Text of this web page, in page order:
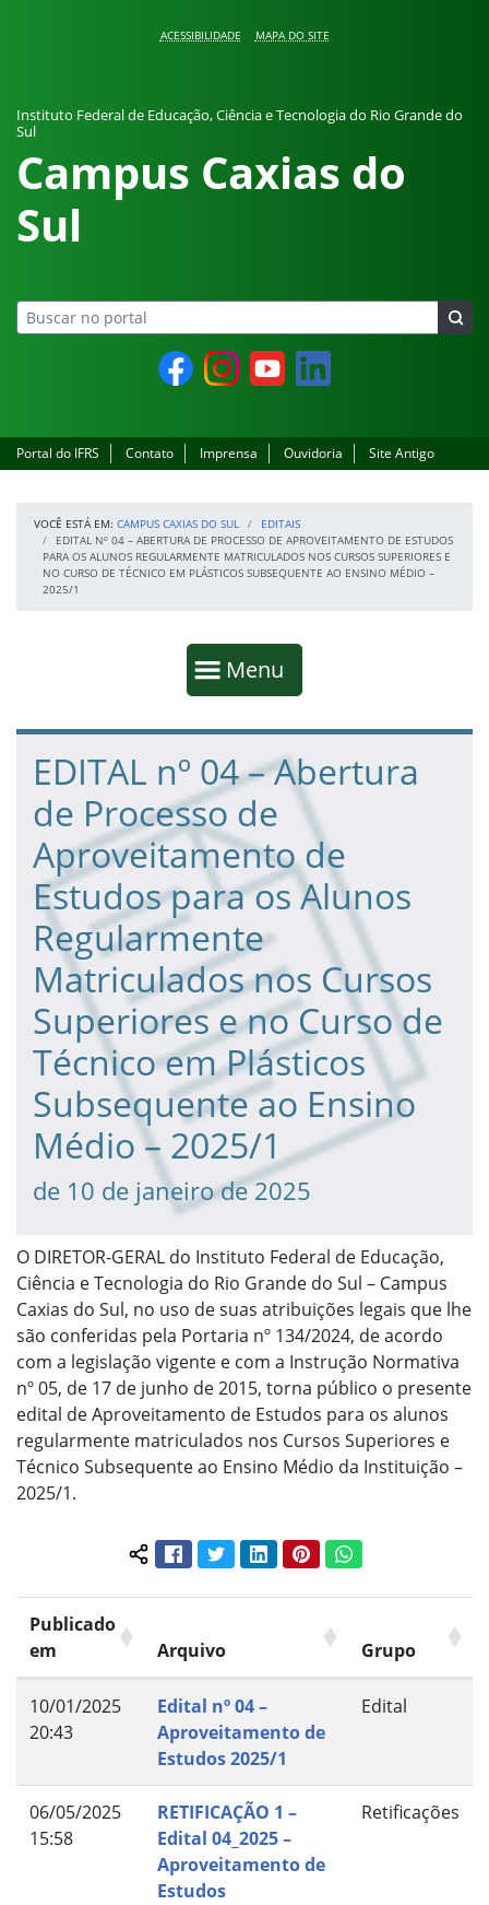
ACESSIBILIDADE MAPA DO SITE
Instituto Federal de Educação, Ciência e Tecnologia do Rio Grande do
Sul
Campus Caxias do
Sul
FacebookInstagramYouTube LinkedIn
Portal do IFRS Contato Imprensa Ouvidoria Site Antigo
VOCÊ ESTÁ EM: CAMPUS CAXIAS DO SUL
EDITAIS
EDITAL Nº 04 – ABERTURA DE PROCESSO DE APROVEITAMENTO DE ESTUDOS
PARA OS ALUNOS REGULARMENTE MATRICULADOS NOS CURSOS SUPERIORES E
NO CURSO DE TÉCNICO EM PLÁSTICOS SUBSEQUENTE AO ENSINO MÉDIO –
2025/1
Mostrar
Menu
Fim da navegação
Início do conteúdo
EDITAL nº 04 – Abertura
de Processo de
Aproveitamento de
Estudos para os Alunos
Regularmente
Matriculados nos Cursos
Superiores e no Curso de
Técnico em Plásticos
Subsequente ao Ensino
Médio – 2025/1
de 10 de janeiro de 2025
O DIRETOR-GERAL do Instituto Federal de Educação,
Ciência e Tecnologia do Rio Grande do Sul – Campus
Caxias do Sul, no uso de suas atribuições legais que lhe
são conferidas pela Portaria nº 134/2024, de acordo
com a legislação vigente e com a Instrução Normativa
nº 05, de 17 de junho de 2015, torna público o presente
edital de Aproveitamento de Estudos para os alunos
regularmente matriculados nos Cursos Superiores e
Técnico Subsequente ao Ensino Médio da Instituição –
2025/1.
Compartilhar conteúdo:
FacebookTwitterLinkedInPinterestWhatsApp
Publicado
em
Arquivo Grupo
10/01/2025
20:43
Edital nº 04 –
Aproveitamento de
Estudos 2025/1
Edital
06/05/2025
15:58
RETIFICAÇÃO 1 –
Edital 04_2025 –
Aproveitamento de
Estudos
Retificações